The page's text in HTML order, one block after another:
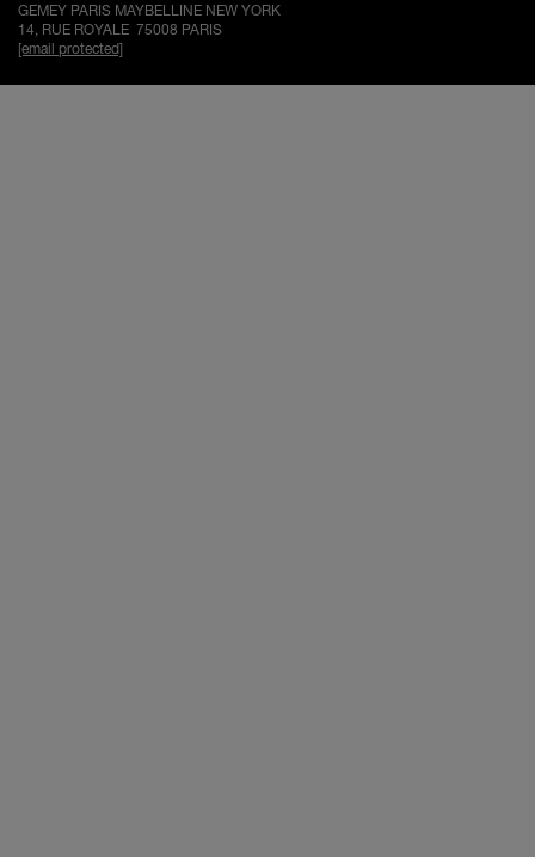
GEMEY PARIS MAYBELLINE NEW YORK
14, RUE ROYALE 75008 PARIS
[email protected]